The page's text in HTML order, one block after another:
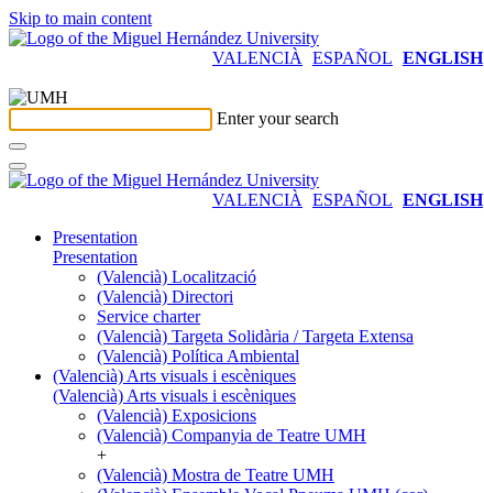
Skip to main content
VALENCIÀ ESPAÑOL ENGLISH
Enter your search
VALENCIÀ ESPAÑOL ENGLISH
Presentation
Presentation
(Valencià) Localització
(Valencià) Directori
Service charter
(Valencià) Targeta Solidària / Targeta Extensa
(Valencià) Política Ambiental
(Valencià) Arts visuals i escèniques
(Valencià) Arts visuals i escèniques
(Valencià) Exposicions
(Valencià) Companyia de Teatre UMH
+
(Valencià) Mostra de Teatre UMH